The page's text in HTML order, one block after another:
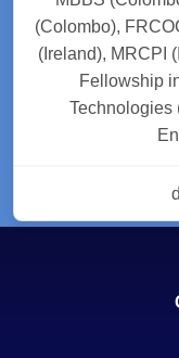
(Colombo),
(Ireland), MRCPI
Fellowship
Technologies